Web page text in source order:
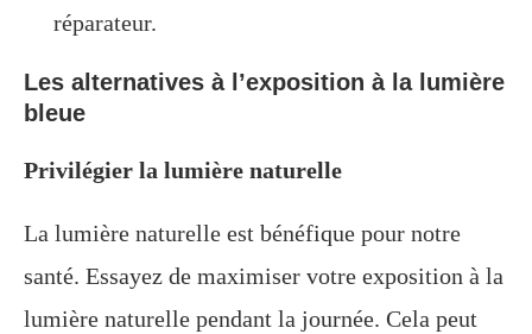
réparateur.
Les alternatives à l’exposition à la lumière
bleue
Privilégier la lumière naturelle
La lumière naturelle est bénéfique pour notre
santé. Essayez de maximiser votre exposition à la
lumière naturelle pendant la journée. Cela peut